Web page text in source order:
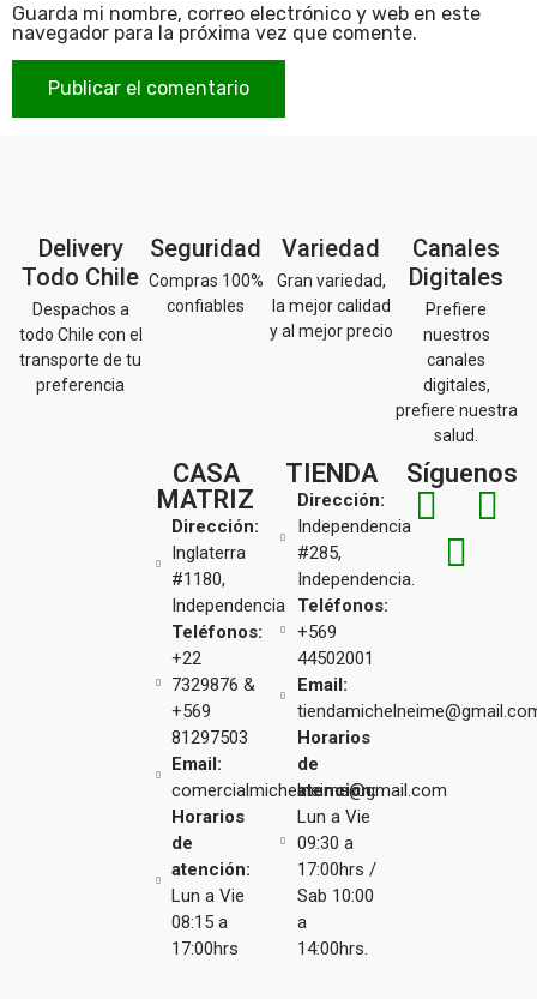
Guarda mi nombre, correo electrónico y web en este
navegador para la próxima vez que comente.
Delivery
Todo Chile
Despachos a
todo Chile con el
transporte de tu
preferencia
Seguridad
Compras 100%
confiables
Variedad
Gran variedad,
la mejor calidad
y al mejor precio
Canales
Digitales
Prefiere
nuestros
canales
digitales,
prefiere nuestra
salud.
CASA
MATRIZ
Dirección:
Inglaterra
#1180,
Independencia
Teléfonos:
+22
7329876 &
+569
81297503
Email:
comercialmichelneime@gmail.com
Horarios
de
atención:
Lun a Vie
08:15 a
17:00hrs
TIENDA
Dirección:
Independencia
#285,
Independencia.
Teléfonos:
+569
44502001
Email:
Horarios
de
atención:
Lun a Vie
09:30 a
17:00hrs /
Sab 10:00
a
14:00hrs.
Síguenos